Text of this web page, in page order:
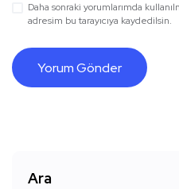
Daha sonraki yorumlarımda
adresim bu tarayıcıya kaydedilsin.
Ara